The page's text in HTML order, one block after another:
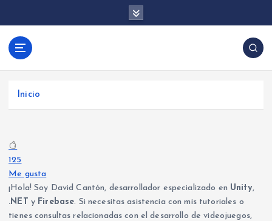
Desarrollo de
Backend con
Inicio
125
Me gusta
¡Hola! Soy David Cantón, desarrollador especializado en Unity,
.NET y Firebase. Si necesitas asistencia con mis tutoriales o
tienes consultas relacionadas con el desarrollo de videojuegos,